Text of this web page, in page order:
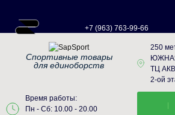
+7 (963) 763-99-66
Спортивные товары
для единоборств
250
ТЦ
2-ой
Время работы:
Пн - Сб: 10.00 - 20.00